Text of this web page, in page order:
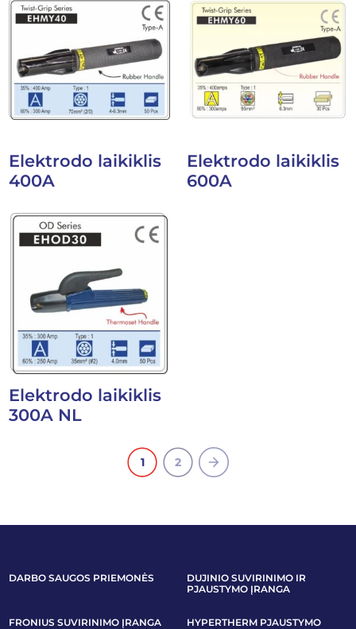
Elektrodo laikiklis
400A
Elektrodo laikiklis
600A
Elektrodo laikiklis
300A NL
1 2
DARBO SAUGOS PRIEMONĖS
DUJINIO SUVIRINIMO IR
PJAUSTYMO ĮRANGA
FRONIUS SUVIRINIMO ĮRANGA
HYPERTHERM PJAUSTYMO